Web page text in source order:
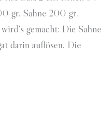
gr. Sahne 200 gr.
gemacht: Die Sahne
darin auflösen. Die